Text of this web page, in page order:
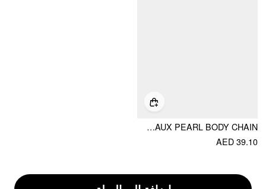
MOON & FAUX PEARL BODY CHAIN
AED 39.10